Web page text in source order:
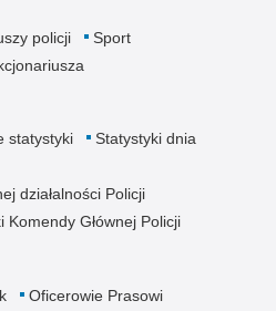
policji
Sport
statystyki
Statystyki dnia
działalności Policji
Komendy Głównej Policji
Oficerowie Prasowi